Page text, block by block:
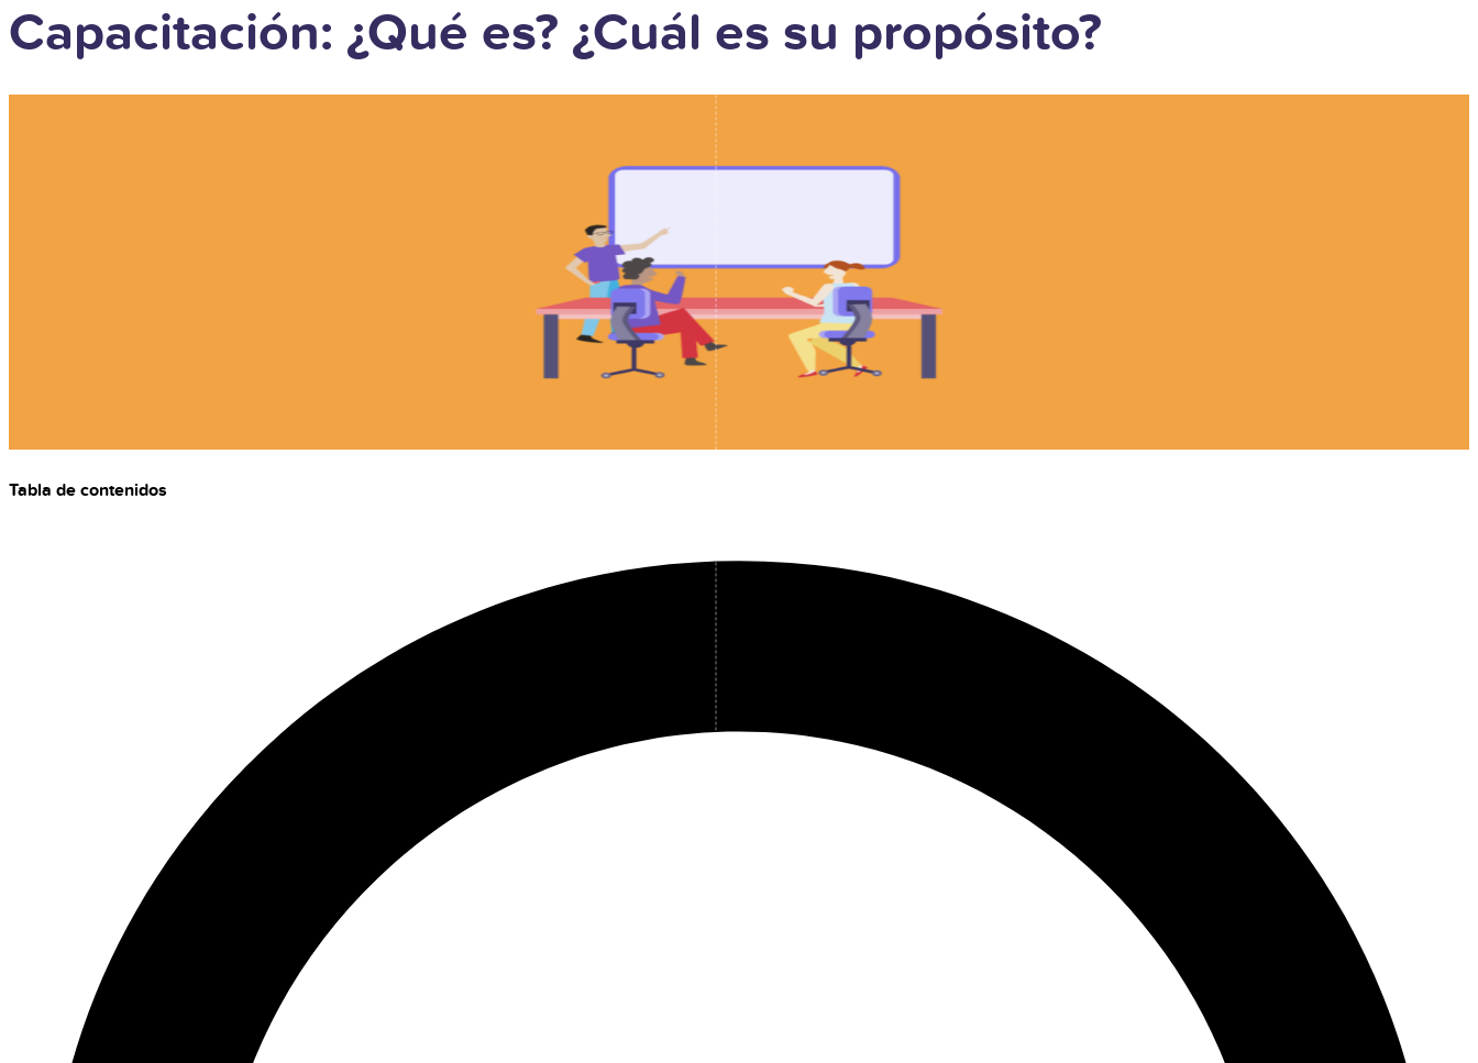
Capacitación: ¿Qué es? ¿Cuál es su propósito?
Tabla de contenidos